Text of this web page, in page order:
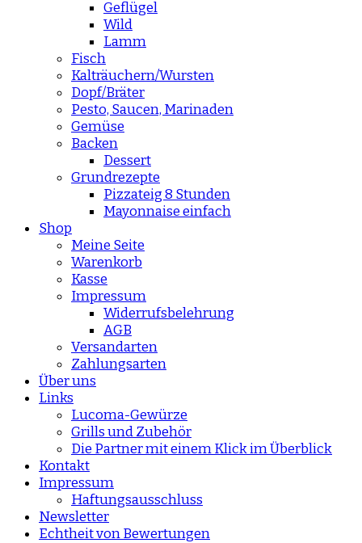
Geflügel
Wild
Lamm
Fisch
Kalträuchern/Wursten
Dopf/Bräter
Pesto, Saucen, Marinaden
Gemüse
Backen
Dessert
Grundrezepte
Pizzateig 8 Stunden
Mayonnaise einfach
Shop
Meine Seite
Warenkorb
Kasse
Impressum
Widerrufsbelehrung
AGB
Versandarten
Zahlungsarten
Über uns
Links
Lucoma-Gewürze
Grills und Zubehör
Die Partner mit einem Klick im Überblick
Kontakt
Impressum
Haftungsausschluss
Newsletter
Echtheit von Bewertungen